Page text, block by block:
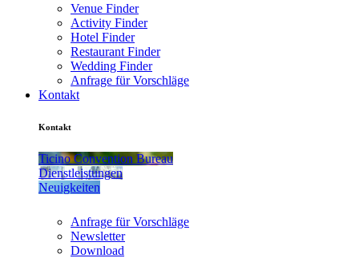
Venue Finder
Activity Finder
Hotel Finder
Restaurant Finder
Wedding Finder
Anfrage für Vorschläge
Kontakt
Kontakt
Ticino Convention Bureau
Dienstleistungen
Neuigkeiten
Anfrage für Vorschläge
Newsletter
Download